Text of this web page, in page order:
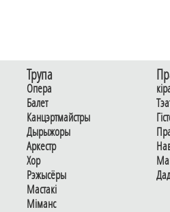
Трупа
Опера
Балет
Канцэртмайстры
Дырыжоры
Аркестр
Хор
Рэжысёры
Мастакі
Мiманс